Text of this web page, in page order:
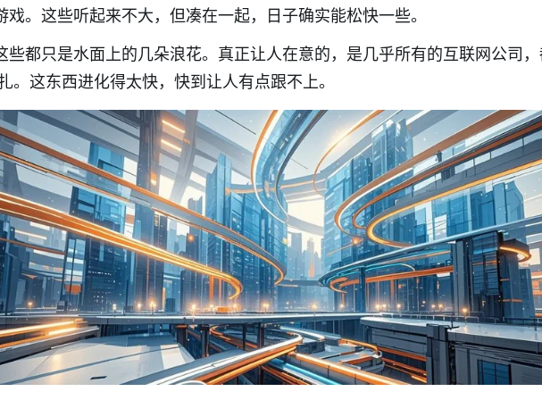
戏。这些听起来不大，但凑在一起，日子确实能松快一些。
些都只是水面上的几朵浪花。真正让人在意的，是几乎所有的互联网公司
。这东西进化得太快，快到让人有点跟不上。